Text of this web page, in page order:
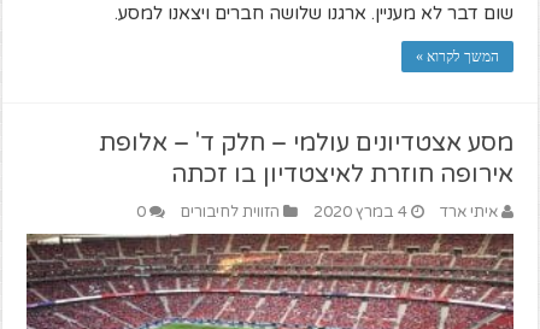
שום דבר לא מעניין. ארגנו שלושה חברים ויצאנו למסע.
המשך לקרוא »
מסע אצטדיונים עולמי – חלק ד' – אלופת
אירופה חוזרת לאיצטדיון בו זכתה
איתי ארד 4 במרץ 2020 הזווית לחיבורים 0